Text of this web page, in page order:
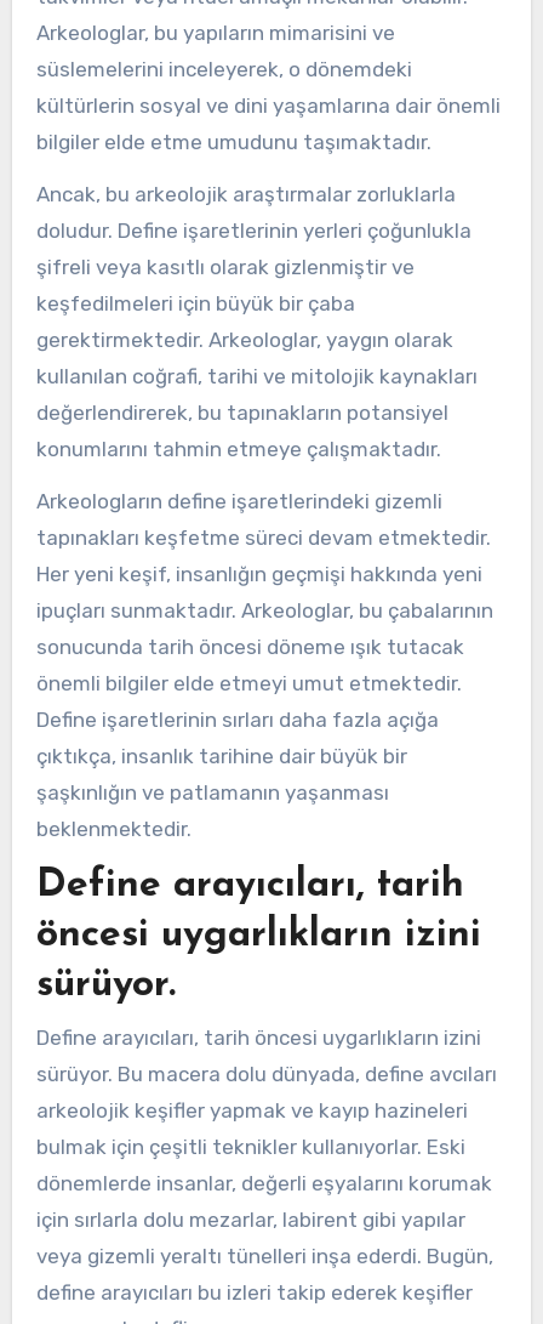
Arkeologlar, bu yapıların mimarisini ve
süslemelerini inceleyerek, o dönemdeki
kültürlerin sosyal ve dini yaşamlarına dair önemli
bilgiler elde etme umudunu taşımaktadır.
Ancak, bu arkeolojik araştırmalar zorluklarla
doludur. Define işaretlerinin yerleri çoğunlukla
şifreli veya kasıtlı olarak gizlenmiştir ve
keşfedilmeleri için büyük bir çaba
gerektirmektedir. Arkeologlar, yaygın olarak
kullanılan coğrafi, tarihi ve mitolojik kaynakları
değerlendirerek, bu tapınakların potansiyel
konumlarını tahmin etmeye çalışmaktadır.
Arkeologların define işaretlerindeki gizemli
tapınakları keşfetme süreci devam etmektedir.
Her yeni keşif, insanlığın geçmişi hakkında yeni
ipuçları sunmaktadır. Arkeologlar, bu çabalarının
sonucunda tarih öncesi döneme ışık tutacak
önemli bilgiler elde etmeyi umut etmektedir.
Define işaretlerinin sırları daha fazla açığa
çıktıkça, insanlık tarihine dair büyük bir
şaşkınlığın ve patlamanın yaşanması
beklenmektedir.
Define arayıcıları, tarih
öncesi uygarlıkların izini
sürüyor.
Define arayıcıları, tarih öncesi uygarlıkların izini
sürüyor. Bu macera dolu dünyada, define avcıları
arkeolojik keşifler yapmak ve kayıp hazineleri
bulmak için çeşitli teknikler kullanıyorlar. Eski
dönemlerde insanlar, değerli eşyalarını korumak
için sırlarla dolu mezarlar, labirent gibi yapılar
veya gizemli yeraltı tünelleri inşa ederdi. Bugün,
define arayıcıları bu izleri takip ederek keşifler